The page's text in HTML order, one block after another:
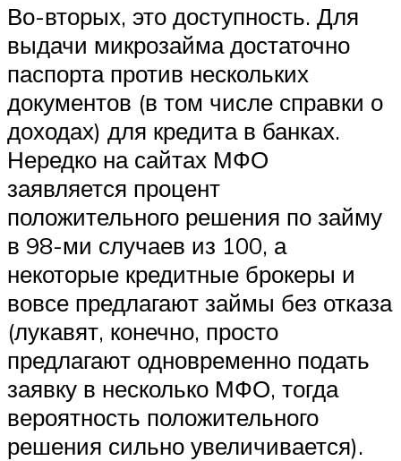
Во-вторых, это доступность. Для
выдачи микрозайма достаточно
паспорта против нескольких
документов (в том числе справки о
доходах) для кредита в банках.
Нередко на сайтах МФО
заявляется процент
положительного решения по займу
в 98-ми случаев из 100, а
некоторые кредитные брокеры и
вовсе предлагают займы без отказа
(лукавят, конечно, просто
предлагают одновременно подать
заявку в несколько МФО, тогда
вероятность положительного
решения сильно увеличивается).